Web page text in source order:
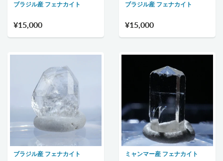
ブラジル産 フェナカイト
¥15,000
ブラジル産 フェナカイト
¥15,000
ブラジル産 フェナカイト ミャンマー産 フェナカイト